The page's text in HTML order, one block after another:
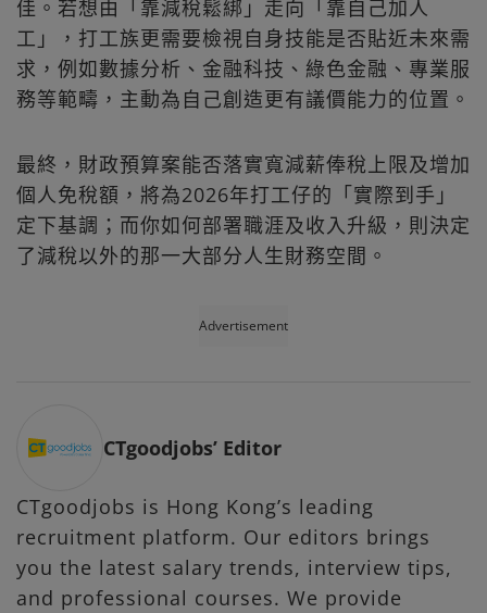
佳。若想由「靠減稅鬆綁」走向「靠自己加人
工」，打工族更需要檢視自身技能是否貼近未來需
求，例如數據分析、金融科技、綠色金融、專業服
務等範疇，主動為自己創造更有議價能力的位置。
最終，財政預算案能否落實寬減薪俸稅上限及增加
個人免稅額，將為2026年打工仔的「實際到手」
定下基調；而你如何部署職涯及收入升級，則決定
了減稅以外的那一大部分人生財務空間。
Advertisement
CTgoodjobs’ Editor
CTgoodjobs is Hong Kong’s leading
recruitment platform. Our editors brings
you the latest salary trends, interview tips,
and professional courses. We provide